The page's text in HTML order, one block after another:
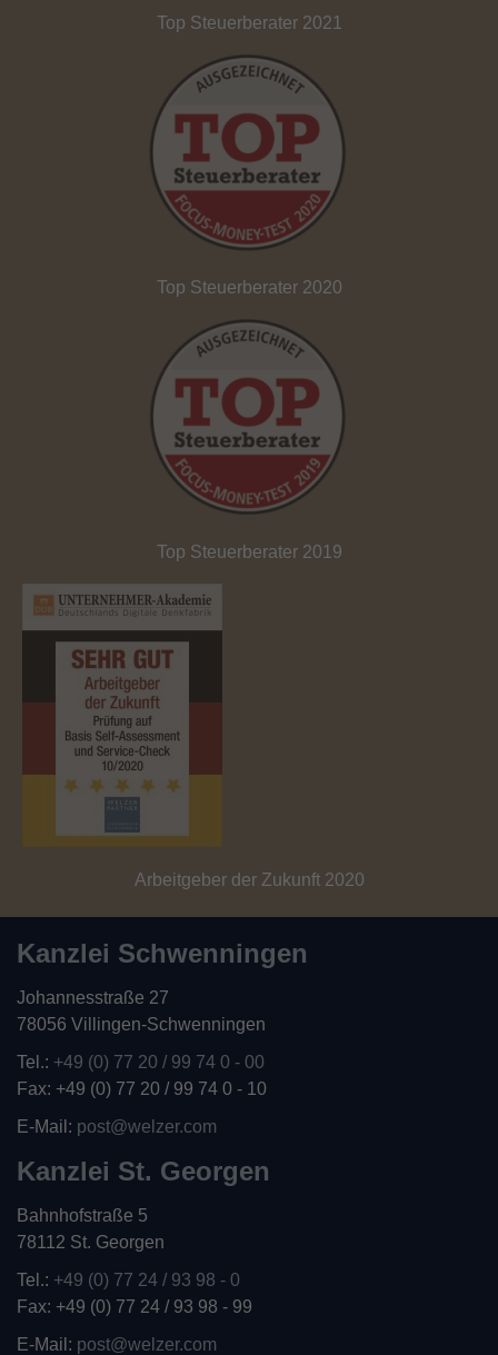
Top Steuerberater 2021
Top Steuerberater 2020
Top Steuerberater 2019
Arbeitgeber der Zukunft 2020
Kanzlei Schwenningen
Johannesstraße 27
78056 Villingen-Schwenningen
Tel.: +49 (0) 77 20 / 99 74 0 - 00
Fax: +49 (0) 77 20 / 99 74 0 - 10
E-Mail: post@welzer.com
Kanzlei St. Georgen
Bahnhofstraße 5
78112 St. Georgen
Tel.: +49 (0) 77 24 / 93 98 - 0
Fax: +49 (0) 77 24 / 93 98 - 99
E-Mail: post@welzer.com